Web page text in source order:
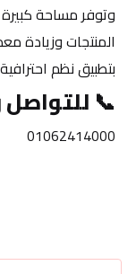
بتطبيق نظم
📞 للتواصل
01062414000